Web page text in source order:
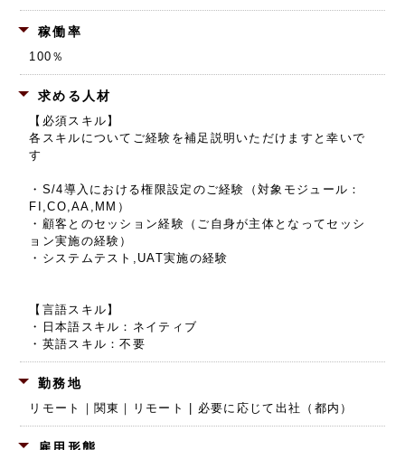
稼働率
100％
求める人材
【必須スキル】
各スキルについてご経験を補足説明いただけますと幸いで
す
・S/4導入における権限設定のご経験（対象モジュール：
FI,CO,AA,MM）
・顧客とのセッション経験（ご自身が主体となってセッシ
ョン実施の経験）
・システムテスト,UAT実施の経験
【言語スキル】
・日本語スキル：ネイティブ
・英語スキル：不要
勤務地
リモート｜関東｜リモート | 必要に応じて出社（都内）